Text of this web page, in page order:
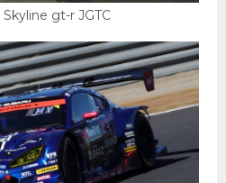
Skyline gt-r JGTC